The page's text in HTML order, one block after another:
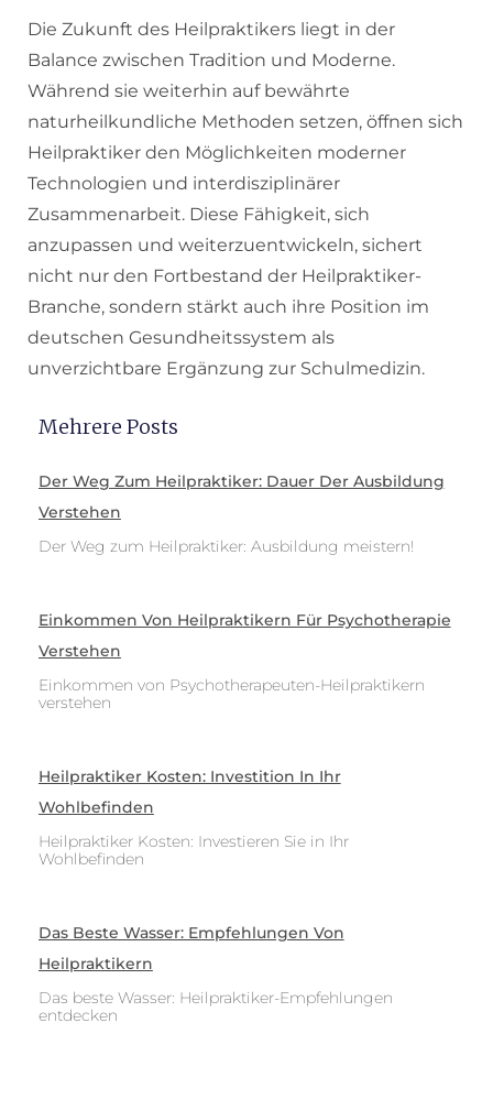
Die Zukunft des Heilpraktikers liegt in der
Balance zwischen Tradition und Moderne.
Während sie weiterhin auf bewährte
naturheilkundliche Methoden setzen, öffnen sich
Heilpraktiker den Möglichkeiten moderner
Technologien und interdisziplinärer
Zusammenarbeit. Diese Fähigkeit, sich
anzupassen und weiterzuentwickeln, sichert
nicht nur den Fortbestand der Heilpraktiker-
Branche, sondern stärkt auch ihre Position im
deutschen Gesundheitssystem als
unverzichtbare Ergänzung zur Schulmedizin.
Mehrere Posts
Der Weg Zum Heilpraktiker: Dauer Der Ausbildung
Verstehen
Der Weg zum Heilpraktiker: Ausbildung meistern!
Einkommen Von Heilpraktikern Für Psychotherapie
Verstehen
Einkommen von Psychotherapeuten-Heilpraktikern
verstehen
Heilpraktiker Kosten: Investition In Ihr
Wohlbefinden
Heilpraktiker Kosten: Investieren Sie in Ihr
Wohlbefinden
Das Beste Wasser: Empfehlungen Von
Heilpraktikern
Das beste Wasser: Heilpraktiker-Empfehlungen
entdecken